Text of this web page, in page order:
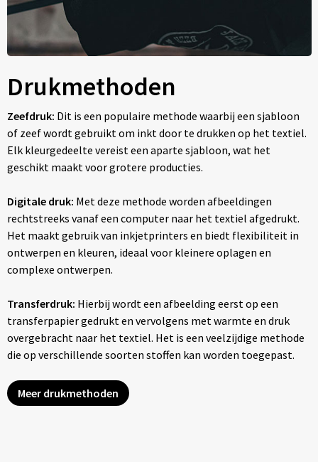
Drukmethoden
Zeefdruk: Dit is een populaire methode waarbij een sjabloon
of zeef wordt gebruikt om inkt door te drukken op het textiel.
Elk kleurgedeelte vereist een aparte sjabloon, wat het
geschikt maakt voor grotere producties.
Digitale druk: Met deze methode worden afbeeldingen
rechtstreeks vanaf een computer naar het textiel afgedrukt.
Het maakt gebruik van inkjetprinters en biedt flexibiliteit in
ontwerpen en kleuren, ideaal voor kleinere oplagen en
complexe ontwerpen.
Transferdruk: Hierbij wordt een afbeelding eerst op een
transferpapier gedrukt en vervolgens met warmte en druk
overgebracht naar het textiel. Het is een veelzijdige methode
die op verschillende soorten stoffen kan worden toegepast.
Meer drukmethoden